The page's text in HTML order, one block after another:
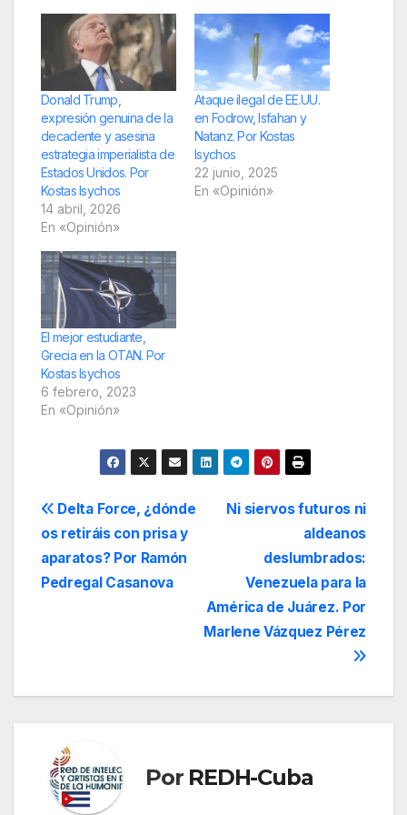
Donald Trump,
expresión genuina de la
decadente y asesina
estrategia imperialista de
Estados Unidos. Por
Kostas Isychos
14 abril, 2026
En «Opinión»
Ataque ilegal de EE.UU.
en Fodrow, Isfahan y
Natanz. Por Kostas
Isychos
22 junio, 2025
En «Opinión»
El mejor estudiante,
Grecia en la OTAN. Por
Kostas Isychos
6 febrero, 2023
En «Opinión»
Navegación
de
entradas
Ni siervos futuros ni
aldeanos
deslumbrados:
Venezuela para la
América de Juárez. Por
Marlene Vázquez Pérez
Delta Force, ¿dónde
os retiráis con prisa y
aparatos? Por Ramón
Pedregal Casanova
Por REDH-Cuba